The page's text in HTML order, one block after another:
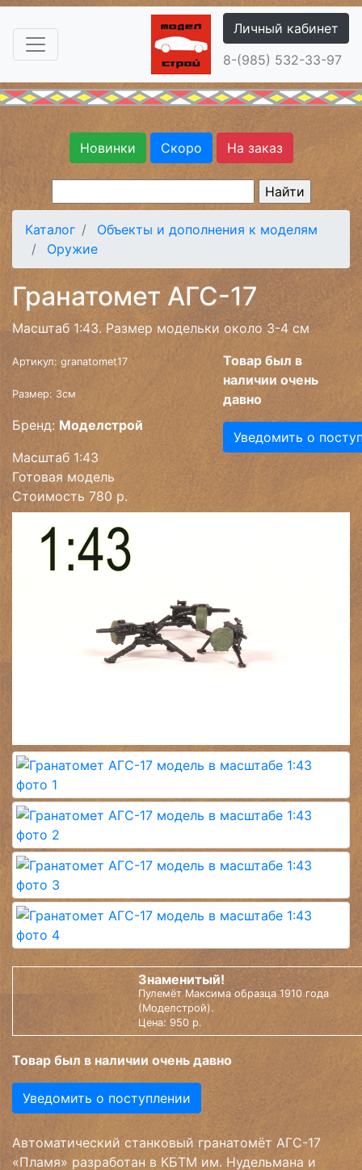
Личный кабинет
8-(985) 532-33-97
Новинки Скоро На заказ
Каталог
Объекты и дополнения к моделям
Оружие
Гранатомет АГС-17
Масштаб 1:43. Размер модельки около 3-4 см
Артикул: granatomet17
Размер: 3см
Бренд: Моделстрой
Масштаб 1:43
Готовая модель
Стоимость 780 р.
Товар был в
наличии очень
давно
Уведомить о
Знаменитый!
Пулемёт Максима образца 1910 года
(Моделстрой).
Цена: 950 р.
Товар был в наличии очень давно
Уведомить о поступлении
Автоматический станковый гранатомёт АГС-17
«Пламя» разработан в КБТМ им. Нудельмана и